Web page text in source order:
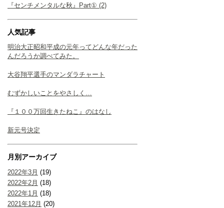
『センチメンタルな秋』Part① (2)
人気記事
明治大正昭和平成の元年ってどんな年だった
んだろうか調べてみた。
大谷翔平選手のマンダラチャート
むずかしいことをやさしく…
『１００万回生きたねこ』のはなし
新元号決定
月別アーカイブ
2022年3月 (19)
2022年2月 (18)
2022年1月 (18)
2021年12月 (20)